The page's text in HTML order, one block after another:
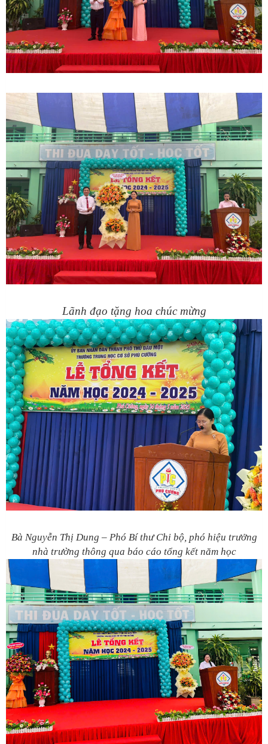
Lãnh đạo tặng hoa chúc mừng
Bà Nguyễn Thị Dung – Phó Bí thư Chi bộ, phó hiệu trưởng
nhà trường thông qua báo cáo tổng kết năm học